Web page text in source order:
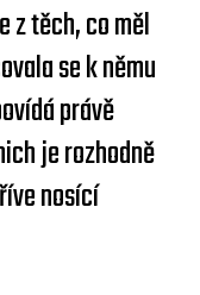
z těch, co měl
se k němu
právě
je rozhodně
nosící